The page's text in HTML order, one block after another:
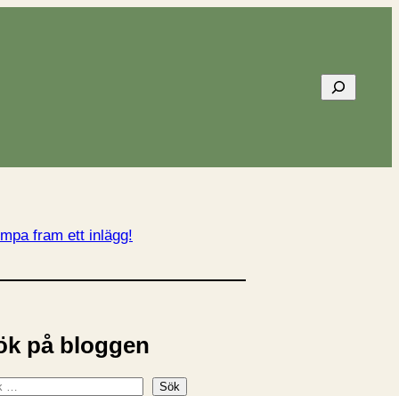
Sök
fram ett inlägg!
på bloggen
Sök